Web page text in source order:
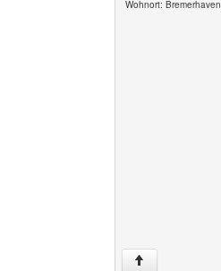
Wohnort: Bremerhaven
↑